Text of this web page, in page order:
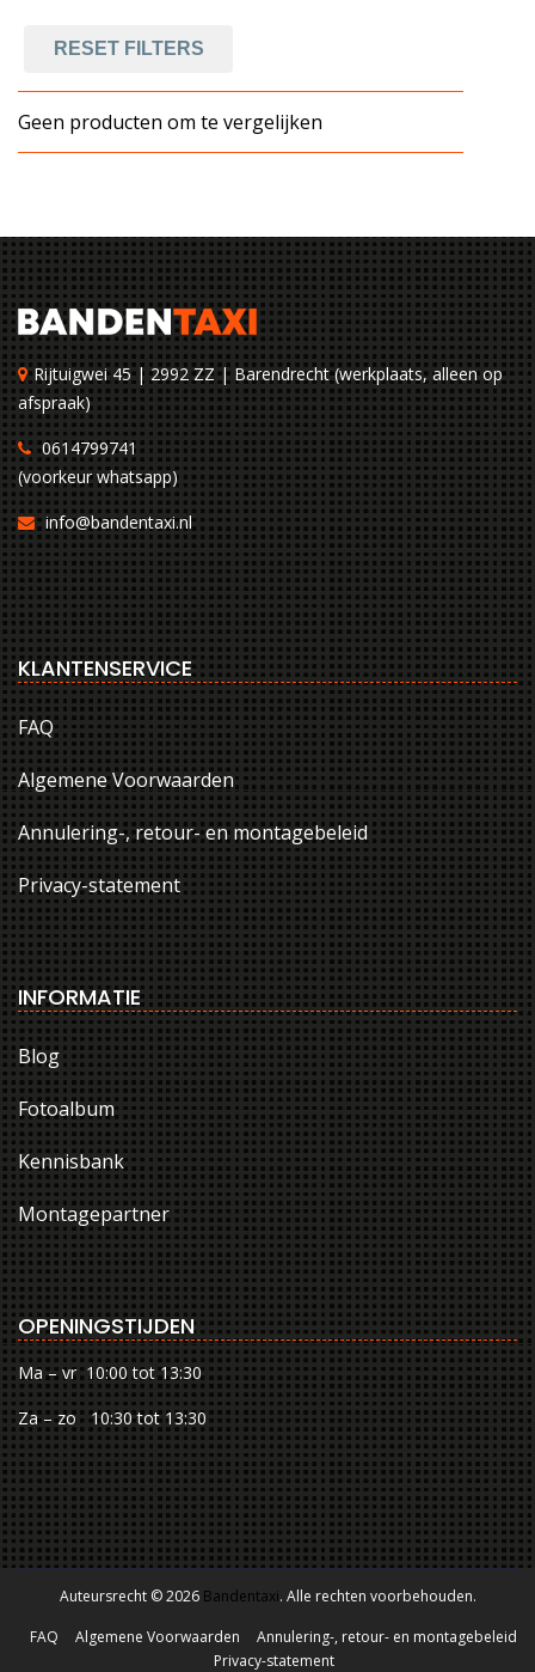
RESET FILTERS
Geen producten om te vergelijken
Rijtuigwei 45 | 2992 ZZ | Barendrecht (werkplaats, alleen op
afspraak)
0614799741
(voorkeur whatsapp)
info@bandentaxi.nl
KLANTENSERVICE
FAQ
Algemene Voorwaarden
Annulering-, retour- en montagebeleid
Privacy-statement
INFORMATIE
Blog
Fotoalbum
Kennisbank
Montagepartner
OPENINGSTIJDEN
Ma – vr 10:00 tot 13:30
Za – zo 10:30 tot 13:30
Auteursrecht © 2026 Bandentaxi. Alle rechten voorbehouden.
FAQ
Algemene Voorwaarden
Annulering-, retour- en montagebeleid
Privacy-statement